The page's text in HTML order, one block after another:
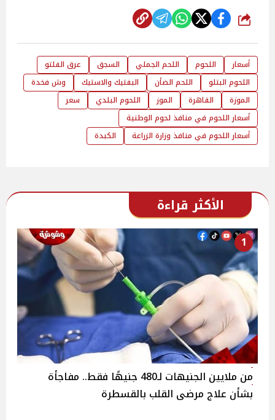
شارك
أسعار اللحوم اللحم الجملي السجق
عرق الفلتو
اللحوم البتلو
اللحم الضأن البفتيك والاستيك
وش فخدة
الموزة
القاهرة الموز اللحوم البلدي
سعر
أسعار اللحوم في منافذ لحوم الوطنية
أسعار اللحوم في منافذ وزارة الزراعة
الكبدة
الأكثر قراءة
1
من ملايين الجنيهات لـ480 جنيهًا فقط.. مفاجأة
بشأن علاج مرضى القلب بالقسطرة